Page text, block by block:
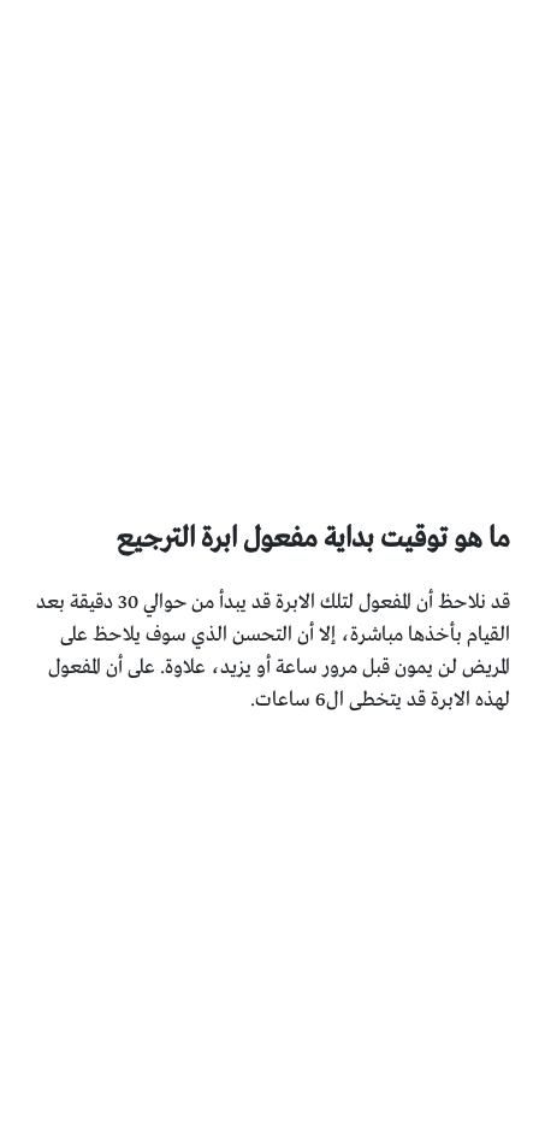
ما هو توقيت بداية مفعول ابرة الترجيع
قد نلاحظ أن المفعول لتلك الابرة قد يبدأ من حوالي 30 دقيقة بعد
القيام بأخذها مباشرة، إلا أن التحسن الذي سوف يلاحظ على
المريض لن يمون قبل مرور ساعة أو يزيد، علاوة. على أن المفعول
لهذه الابرة قد يتخطى ال6 ساعات.